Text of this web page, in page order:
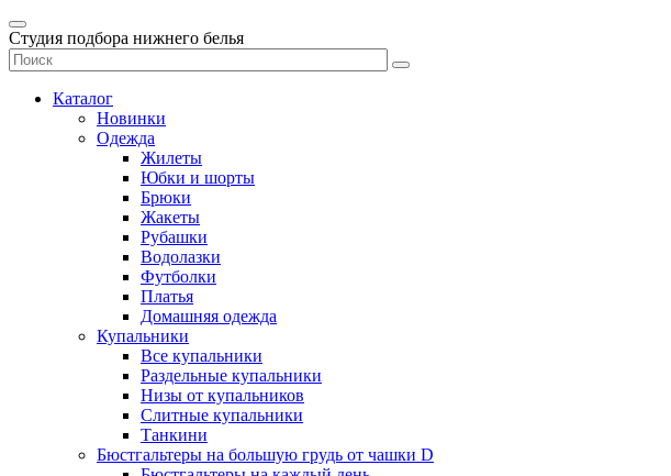
Студия подбора нижнего белья
Каталог
Новинки
Одежда
Жилеты
Юбки и шорты
Брюки
Жакеты
Рубашки
Водолазки
Футболки
Платья
Домашняя одежда
Купальники
Все купальники
Раздельные купальники
Низы от купальников
Слитные купальники
Танкини
Бюстгальтеры на большую грудь от чашки D